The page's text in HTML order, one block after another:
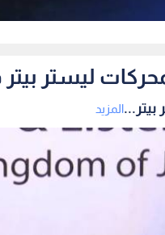
ليستر
بيتر...المزيد